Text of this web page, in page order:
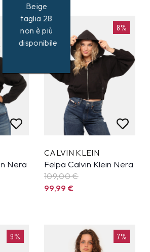
Nera
8%
CALVIN KLEIN
Felpa Calvin Klein Nera
109,00 €
99,99€
9% 7%
Beige
taglia 28
non è più
disponibile